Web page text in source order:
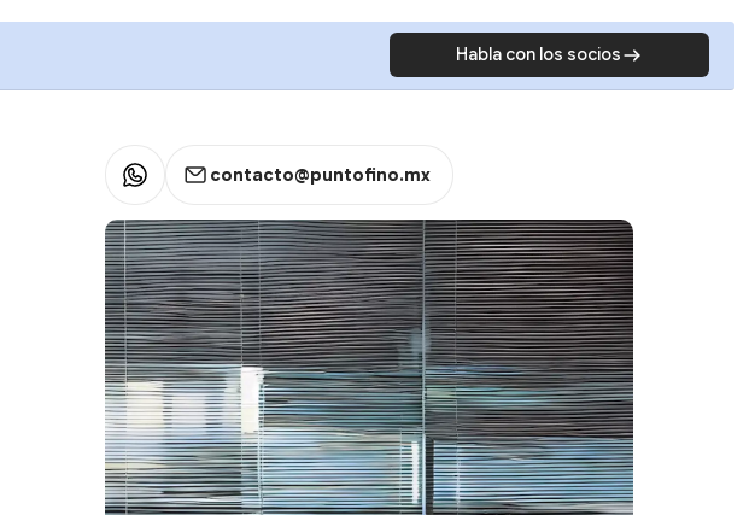
Habla con los socios
contacto@puntofino.mx